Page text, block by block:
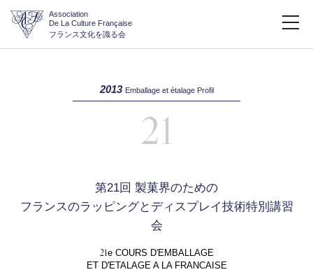
Association
De La Culture Française
フランス文化を識る会
2013 Emballage et étalage Profil
21
第21回 製菓界のための
フランスのラッピングとディスプレイ技術特別講習
会
21e COURS D'EMBALLAGE
ET D'ETALAGE A LA FRANCAISE